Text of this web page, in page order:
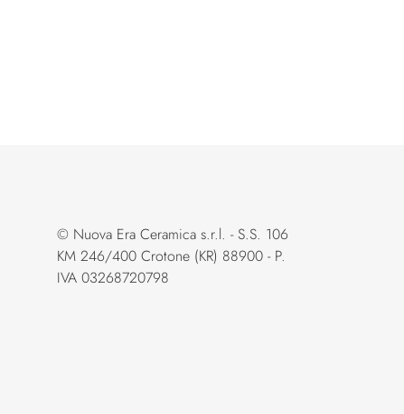
© Nuova Era Ceramica s.r.l. - S.S. 106
KM 246/400 Crotone (KR) 88900 - P.
IVA 03268720798